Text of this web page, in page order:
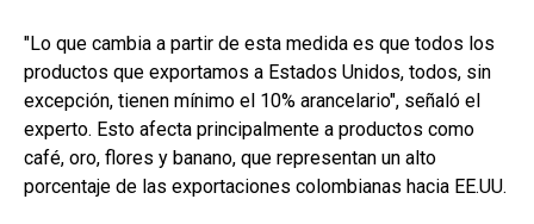
"Lo que cambia a partir de esta medida es que todos los
productos que exportamos a Estados Unidos, todos, sin
excepción, tienen mínimo el 10% arancelario", señaló el
experto. Esto afecta principalmente a productos como
café, oro, flores y banano, que representan un alto
porcentaje de las exportaciones colombianas hacia EE.UU.